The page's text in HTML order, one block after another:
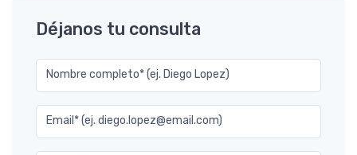
Déjanos tu consulta
Nombre completo* (ej. Diego Lopez)
Email* (ej. diego.lopez@email.com)